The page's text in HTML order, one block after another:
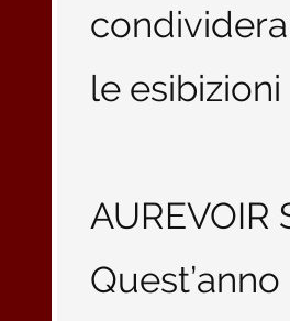
le
AUREVOIR